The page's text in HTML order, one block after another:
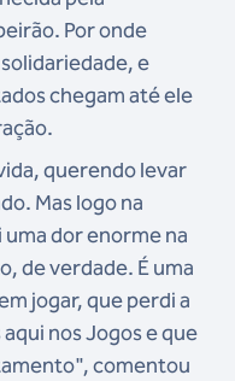
Por onde
e
chegam até ele
querendo levar
Mas logo na
dor enorme na
de verdade. É uma
jogar, que perdi a
nos Jogos e que
comentou